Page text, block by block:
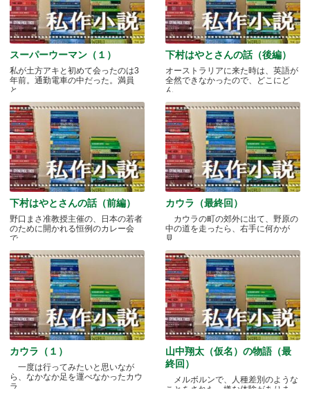
スーパーウーマン（１）
私が土方アキと初めて会ったのは3
年前。通勤電車の中だった。満員
と.....
下村はやとさんの話（後編）
オーストラリアに来た時は、英語が
全然できなかったので、どこにど
ん.....
下村はやとさんの話（前編）
野口まさ准教授主催の、日本の若者
のために開かれる恒例のカレー会
で.....
カウラ（最終回）
カウラの町の郊外に出て、野原の
中の道を走ったら、右手に何かが
見.....
カウラ（１）
一度は行ってみたいと思いなが
ら、なかなか足を運べなかったカウ
ラ.....
山中翔太（仮名）の物語（最
終回）
メルボルンで、人種差別のような
ことをされた、嫌な体験がありま